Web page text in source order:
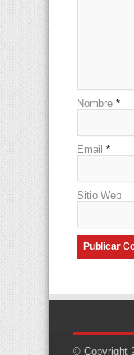
Nombre *
Email *
Sitio Web
© Copyright